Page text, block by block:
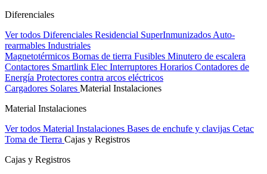
Diferenciales
Ver todos Diferenciales Residencial SuperInmunizados Auto-
rearmables Industriales
Magnetotérmicos Bornas de tierra Fusibles Minutero de escalera
Contactores Smartlink Elec Interruptores Horarios Contadores de
Energía Protectores contra arcos eléctricos
Cargadores Solares Material Instalaciones
Material Instalaciones
Ver todos Material Instalaciones Bases de enchufe y clavijas Cetac
Toma de Tierra Cajas y Registros
Cajas y Registros